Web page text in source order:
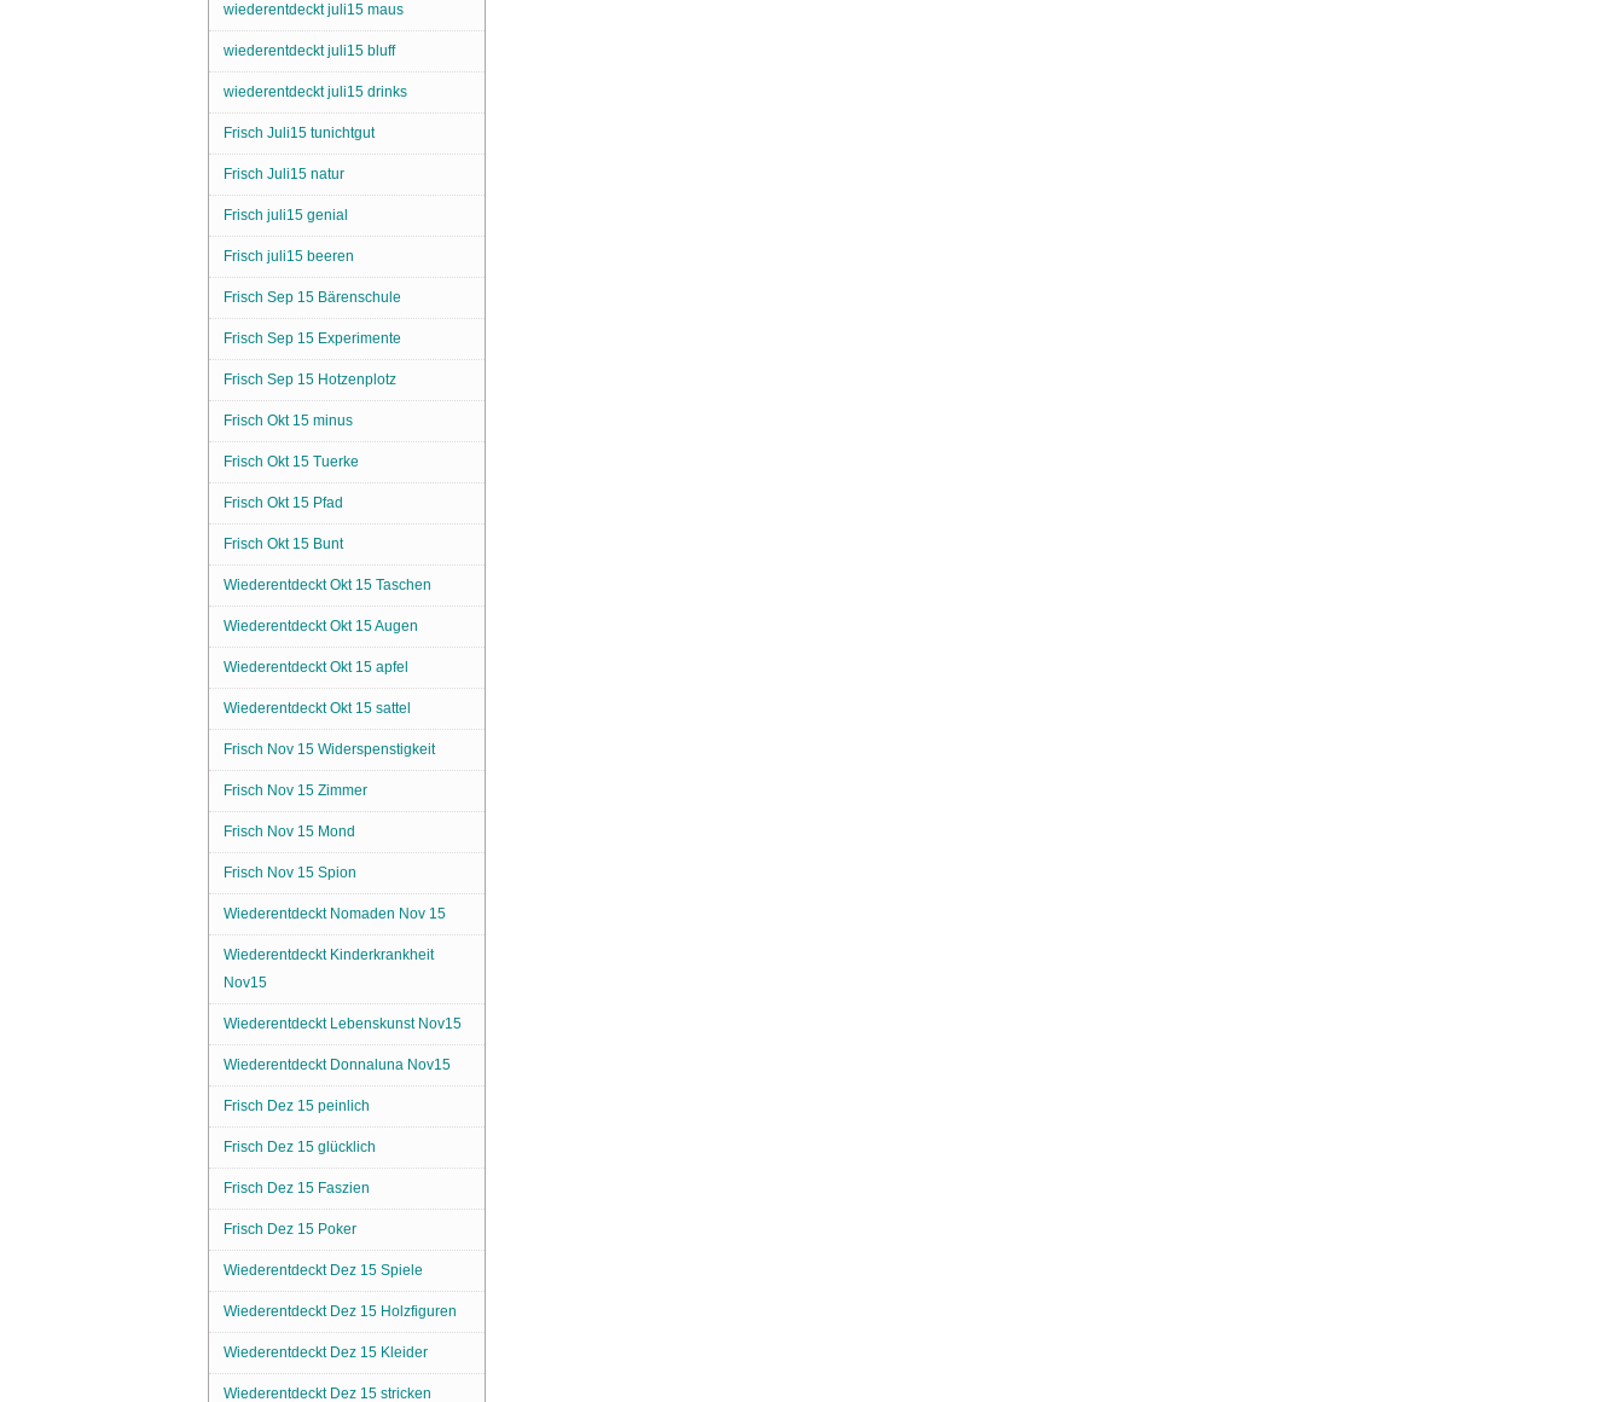
wiederentdeckt juli15 maus
wiederentdeckt juli15 bluff
wiederentdeckt juli15 drinks
Frisch Juli15 tunichtgut
Frisch Juli15 natur
Frisch juli15 genial
Frisch juli15 beeren
Frisch Sep 15 Bärenschule
Frisch Sep 15 Experimente
Frisch Sep 15 Hotzenplotz
Frisch Okt 15 minus
Frisch Okt 15 Tuerke
Frisch Okt 15 Pfad
Frisch Okt 15 Bunt
Wiederentdeckt Okt 15 Taschen
Wiederentdeckt Okt 15 Augen
Wiederentdeckt Okt 15 apfel
Wiederentdeckt Okt 15 sattel
Frisch Nov 15 Widerspenstigkeit
Frisch Nov 15 Zimmer
Frisch Nov 15 Mond
Frisch Nov 15 Spion
Wiederentdeckt Nomaden Nov 15
Wiederentdeckt Kinderkrankheit
Nov15
Wiederentdeckt Lebenskunst Nov15
Wiederentdeckt Donnaluna Nov15
Frisch Dez 15 peinlich
Frisch Dez 15 glücklich
Frisch Dez 15 Faszien
Frisch Dez 15 Poker
Wiederentdeckt Dez 15 Spiele
Wiederentdeckt Dez 15 Holzfiguren
Wiederentdeckt Dez 15 Kleider
Wiederentdeckt Dez 15 stricken